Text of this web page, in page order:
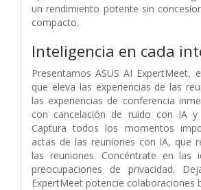
un rendimiento potente sin
compacto.
Inteligencia en cada
Presentamos ASUS AI ExpertMeet,
que eleva las experiencias de las
las experiencias de conferencia
con cancelación de ruido con IA
Captura todos los momentos
actas de las reuniones con IA, que
las reuniones. Concéntrate en las
preocupaciones de privacidad.
ExpertMeet potencie colaboraciones